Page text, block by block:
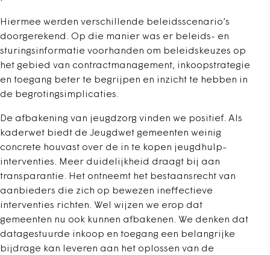
Hiermee werden verschillende beleidsscenario’s
doorgerekend. Op die manier was er beleids- en
sturingsinformatie voorhanden om beleidskeuzes op
het gebied van contractmanagement, inkoopstrategie
en toegang beter te begrijpen en inzicht te hebben in
de begrotingsimplicaties.
De afbakening van jeugdzorg vinden we positief. Als
kaderwet biedt de Jeugdwet gemeenten weinig
concrete houvast over de in te kopen jeugdhulp-
interventies. Meer duidelijkheid draagt bij aan
transparantie. Het ontneemt het bestaansrecht van
aanbieders die zich op bewezen ineffectieve
interventies richten. Wel wijzen we erop dat
gemeenten nu ook kunnen afbakenen. We denken dat
datagestuurde inkoop en toegang een belangrijke
bijdrage kan leveren aan het oplossen van de